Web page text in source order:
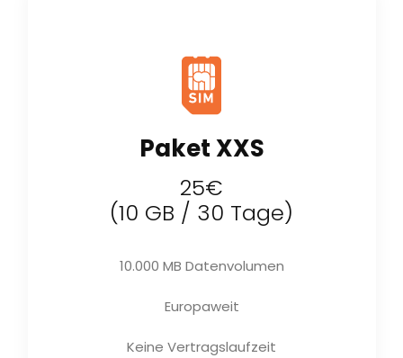
Paket XXS
25€
(10 GB / 30 Tage)
10.000 MB Datenvolumen
Europaweit
Keine Vertragslaufzeit